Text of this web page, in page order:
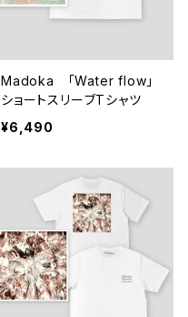
Madoka 「Water flow」
ショートスリーブTシャツ
¥6,490